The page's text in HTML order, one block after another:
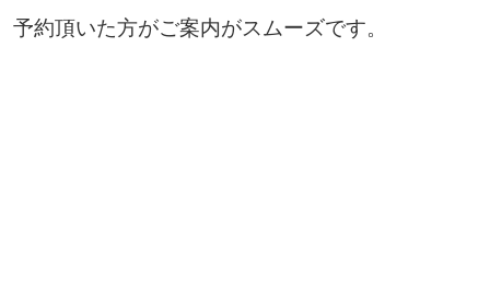
予約頂いた方がご案内がスムーズです。